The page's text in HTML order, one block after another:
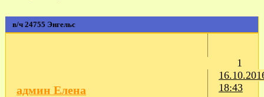
в/ч 24755 Энгельс
1
18:43
админ Елена